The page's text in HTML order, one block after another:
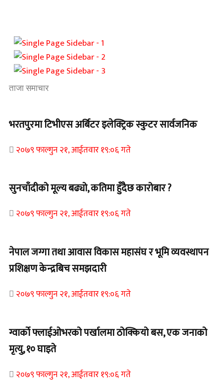
ताजा समाचार
भरतपुरमा टिभीएस अर्बिटर इलेक्ट्रिक स्कुटर सार्वजनिक
२०७९ फाल्गुन २१, आईतवार १९:०६ गते
सुनचाँदीको मूल्य बढ्यो, कतिमा हुँदैछ कारोबार ?
२०७९ फाल्गुन २१, आईतवार १९:०६ गते
नेपाल जग्गा तथा आवास विकास महासंघ र भूमि व्यवस्थापन
प्रशिक्षण केन्द्रबिच समझदारी
२०७९ फाल्गुन २१, आईतवार १९:०६ गते
ग्वार्को फ्लाईओभरको पर्खालमा ठोक्कियो बस, एक जनाको
मृत्यु, १० घाइते
२०७९ फाल्गुन २१, आईतवार १९:०६ गते